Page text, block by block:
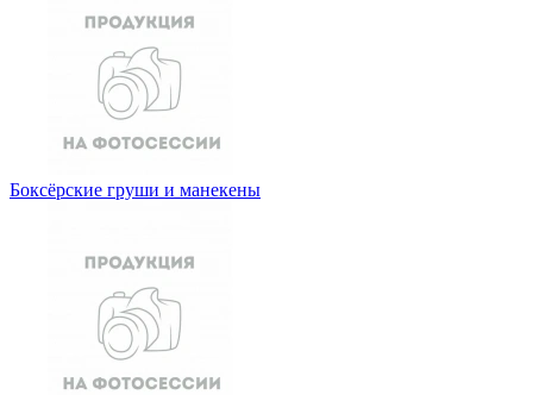
Боксёрские груши и манекены